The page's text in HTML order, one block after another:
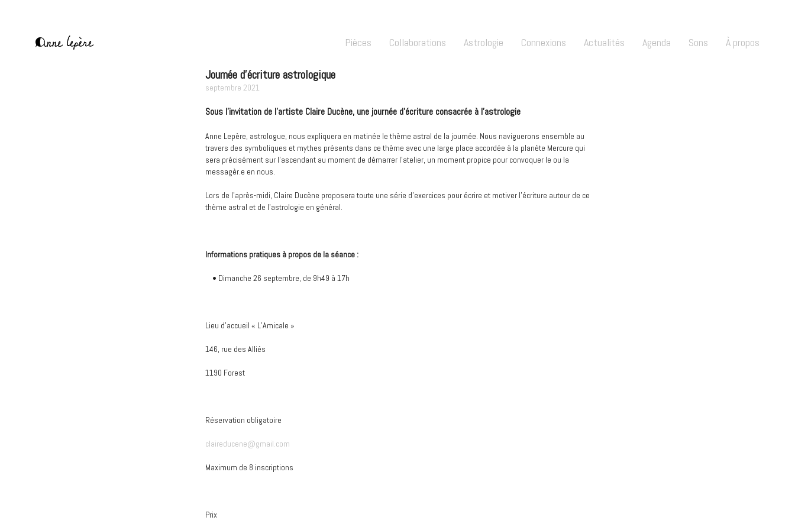
Pièces Collaborations Astrologie Connexions Actualités Agenda Sons À propos
Journée d'écriture astrologique
septembre 2021
Sous l'invitation de l'artiste Claire Ducène, une journée d'écriture consacrée à l’astrologie
Anne Lepère, astrologue, nous expliquera en matinée le thème astral de la journée. Nous naviguerons ensemble au
travers des symboliques et mythes présents dans ce thème avec une large place accordée à la planète Mercure qui
sera précisément sur l’ascendant au moment de démarrer l’atelier, un moment propice pour convoquer le ou la
messagèr.e en nous.
Lors de l’après-midi, Claire Ducène proposera toute une série d’exercices pour écrire et motiver l’écriture autour de ce
thème astral et de l'astrologie en général.
Informations pratiques à propos de la séance :
• Dimanche 26 septembre, de 9h49 à 17h
Lieu d’accueil « L’Amicale »
146, rue des Alliés
1190 Forest
Réservation obligatoire
claireducene@gmail.com
Maximum de 8 inscriptions
Prix